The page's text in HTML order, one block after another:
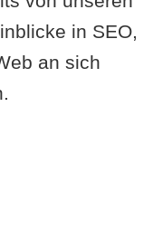
in SEO,
an sich